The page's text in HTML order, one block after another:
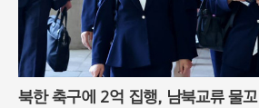
북한 축구에 2억 집행, 남북교류 물